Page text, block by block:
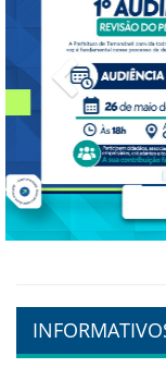
Previous